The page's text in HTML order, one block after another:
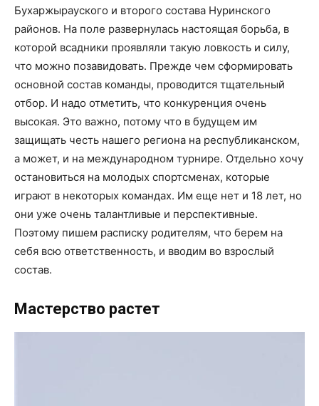
Бухаржырауского и второго состава Нуринского
районов. На поле развернулась настоящая борьба, в
которой всадники проявляли такую ловкость и силу,
что можно позавидовать. Прежде чем сформировать
основной состав команды, проводится тщательный
отбор. И надо отметить, что конкуренция очень
высокая. Это важно, потому что в будущем им
защищать честь нашего региона на республиканском,
а может, и на международном турнире. Отдельно хочу
остановиться на молодых спортсменах, которые
играют в некоторых командах. Им еще нет и 18 лет, но
они уже очень талантливые и перспективные.
Поэтому пишем расписку родителям, что берем на
себя всю ответственность, и вводим во взрослый
состав.
Мастерство растет